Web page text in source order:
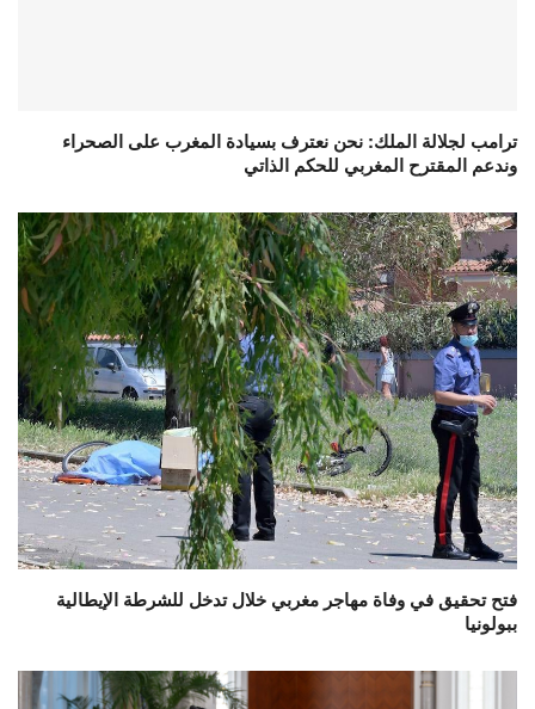
ترامب لجلالة الملك: نحن نعترف بسيادة المغرب على الصحراء
وندعم المقترح المغربي للحكم الذاتي
فتح تحقيق في وفاة مهاجر مغربي خلال تدخل للشرطة الإيطالية
ببولونيا